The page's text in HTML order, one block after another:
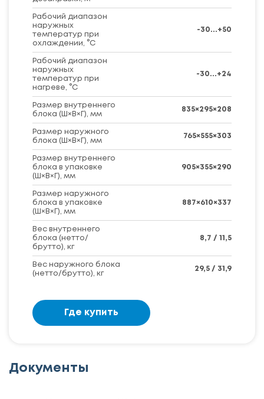
Рабочий диапазон
наружных
температур при
охлаждении, °C
-30...+50
Рабочий диапазон
наружных
температур при
нагреве, °C
-30...+24
Размер внутреннего
блока (Ш×В×Г), мм
835×295×208
Размер наружного
блока (Ш×В×Г), мм
765×555×303
Размер внутреннего
блока в упаковке
(Ш×В×Г), мм
905×355×290
Размер наружного
блока в упаковке
(Ш×В×Г), мм
887×610×337
Вес внутреннего
блока (нетто/
брутто), кг
8,7 / 11,5
Вес наружного блока
(нетто/брутто), кг
29,5 / 31,9
Где купить
Документы